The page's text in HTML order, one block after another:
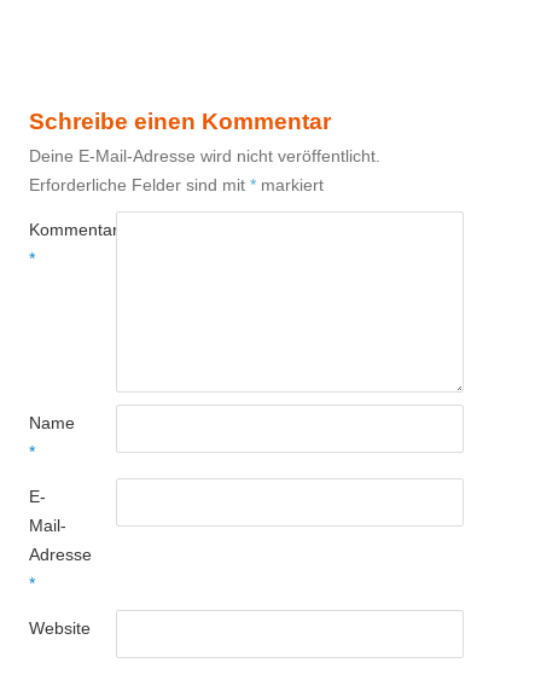
Schreibe einen Kommentar
Deine E-Mail-Adresse wird nicht veröffentlicht.
Erforderliche Felder sind mit * markiert
Kommentar
*
Name
*
E-
Mail-
Adresse
*
Website